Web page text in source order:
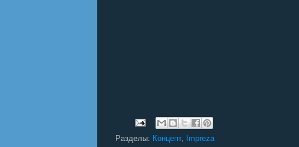
Разделы: Концепт, Impreza